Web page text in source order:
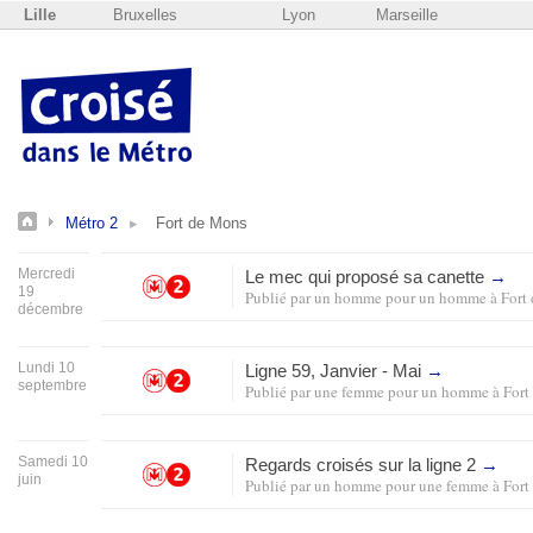
Lille Bruxelles Lyon Marseille
Métro 2 Fort de Mons
Mercredi
19
décembre
Le mec qui proposé sa canette →
Publié parun homme pour un homme àFort
Lundi 10
septembre
Ligne 59, Janvier - Mai →
Publié parune femme pour un homme àFort
Samedi 10
juin
Regards croisés sur la ligne 2 →
Publié parun homme pour une femme àFort